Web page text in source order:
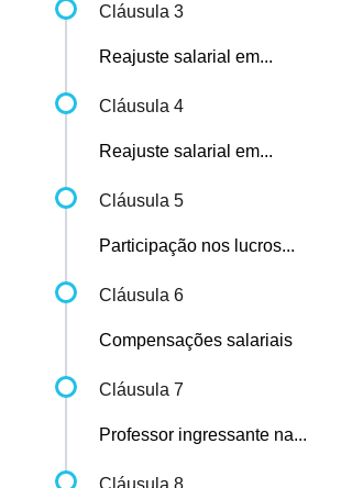
Cláusula 3
Reajuste salarial em...
Cláusula 4
Reajuste salarial em...
Cláusula 5
Participação nos lucros...
Cláusula 6
Compensações salariais
Cláusula 7
Professor ingressante na...